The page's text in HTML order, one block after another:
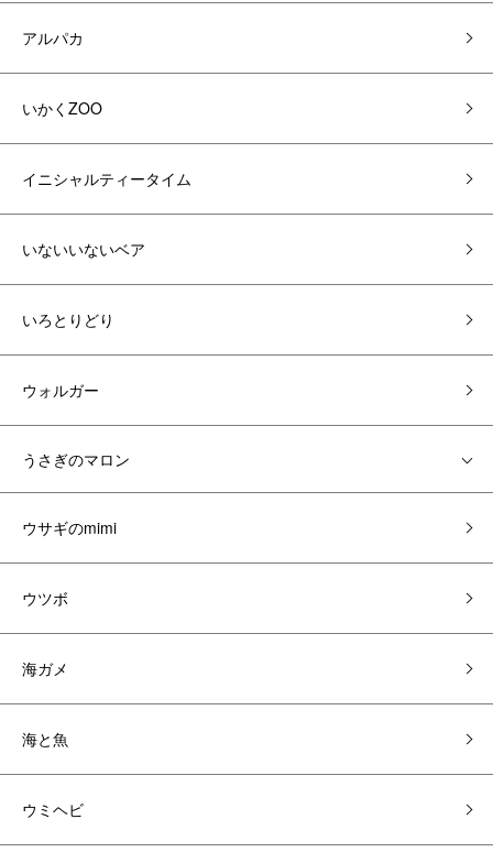
アルパカ
いかくZOO
イニシャルティータイム
いないいないベア
いろとりどり
ウォルガー
うさぎのマロン
ウサギのmimi
ウツボ
海ガメ
海と魚
ウミヘビ